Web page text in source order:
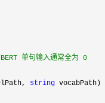
单句输入通常全为 0
string vocabPath)